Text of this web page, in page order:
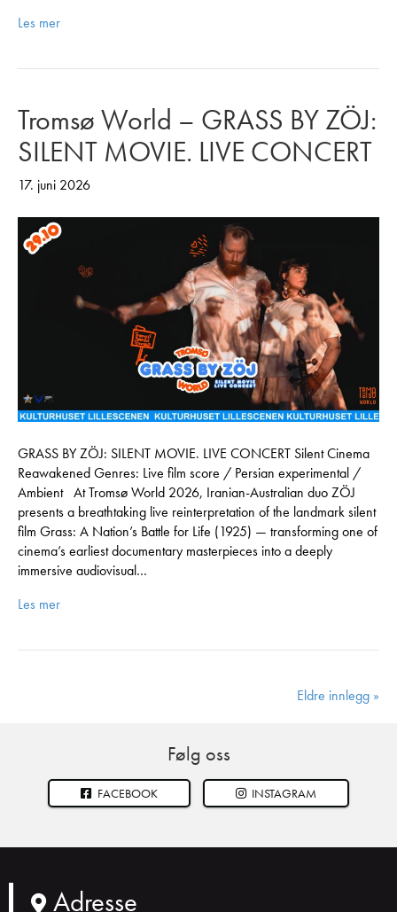
Les mer
Tromsø World – GRASS BY ZÖJ:
SILENT MOVIE. LIVE CONCERT
17. juni 2026
GRASS BY ZÖJ: SILENT MOVIE. LIVE CONCERT Silent Cinema
Reawakened Genres: Live film score / Persian experimental /
Ambient At Tromsø World 2026, Iranian-Australian duo ZÖJ
presents a breathtaking live reinterpretation of the landmark silent
film Grass: A Nation’s Battle for Life (1925) — transforming one of
cinema’s earliest documentary masterpieces into a deeply
immersive audiovisual…
Les mer
Eldre innlegg »
Følg oss
FACEBOOK INSTAGRAM
Adresse